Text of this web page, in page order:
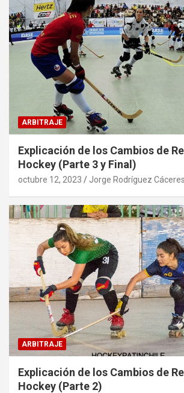
ARBITRAJE
Explicación de los Cambios de
Hockey (Parte 3 y Final)
octubre 12, 2023 Jorge Rodríguez Cáceres
ARBITRAJE
Explicación de los Cambios de
Hockey (Parte 2)